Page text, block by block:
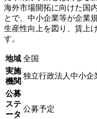
海外市場開拓に向けた国
とで、中小企業等が企業
生産性向上を図り、賃上
す。
地域 全国
実施
機関
独立行政法人中小企
公募
ステ
ータ
公募予定